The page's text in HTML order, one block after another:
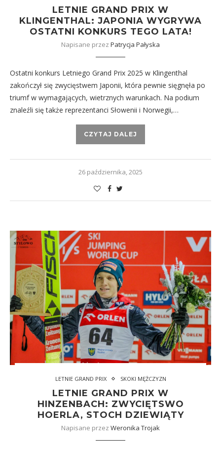
LETNIE GRAND PRIX W
KLINGENTHAL: JAPONIA WYGRYWA
OSTATNI KONKURS TEGO LATA!
Napisane przez Patrycja Pałyska
Ostatni konkurs Letniego Grand Prix 2025 w Klingenthal
zakończył się zwycięstwem Japonii, która pewnie sięgnęła po
triumf w wymagających, wietrznych warunkach. Na podium
znaleźli się także reprezentanci Słowenii i Norwegii,…
CZYTAJ DALEJ
26 października, 2025
LETNIE GRAND PRIX SKOKI MĘŻCZYZN
LETNIE GRAND PRIX W
HINZENBACH: ZWYCIĘTSWO
HOERLA, STOCH DZIEWIĄTY
Napisane przez Weronika Trojak